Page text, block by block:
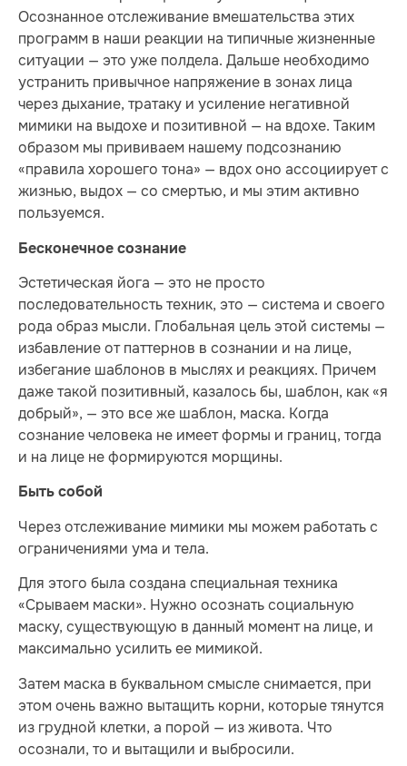
Осознанное отслеживание вмешательства этих
программ в наши реакции на типичные жизненные
ситуации — это уже полдела. Дальше необходимо
устранить привычное напряжение в зонах лица
через дыхание, тратаку и усиление негативной
мимики на выдохе и позитивной — на вдохе. Таким
образом мы прививаем нашему подсознанию
«правила хорошего тона» — вдох оно ассоциирует с
жизнью, выдох — со смертью, и мы этим активно
пользуемся.
Бесконечное сознание
Эстетическая йога — это не просто
последовательность техник, это — система и своего
рода образ мысли. Глобальная цель этой системы —
избавление от паттернов в сознании и на лице,
избегание шаблонов в мыслях и реакциях. Причем
даже такой позитивный, казалось бы, шаблон, как «я
добрый», — это все же шаблон, маска. Когда
сознание человека не имеет формы и границ, тогда
и на лице не формируются морщины.
Быть собой
Через отслеживание мимики мы можем работать с
ограничениями ума и тела.
Для этого была создана специальная техника
«Срываем маски». Нужно осознать социальную
маску, существующую в данный момент на лице, и
максимально усилить ее мимикой.
Затем маска в буквальном смысле снимается, при
этом очень важно вытащить корни, которые тянутся
из грудной клетки, а порой — из живота. Что
осознали, то и вытащили и выбросили.